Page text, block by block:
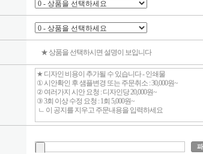
★ 상품을 선택하시면 설명이 보입니다